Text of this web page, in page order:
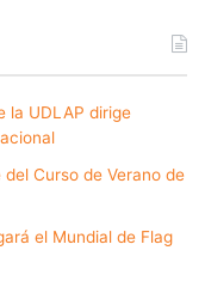
la UDLAP dirige
Curso de Verano de
el Mundial de Flag